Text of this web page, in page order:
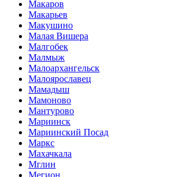
Макаров
Макарьев
Макушино
Малая Вишера
Малгобек
Малмыж
Малоархангельск
Малоярославец
Мамадыш
Мамоново
Мантурово
Мариинск
Мариинский Посад
Маркс
Махачкала
Мглин
Мегион